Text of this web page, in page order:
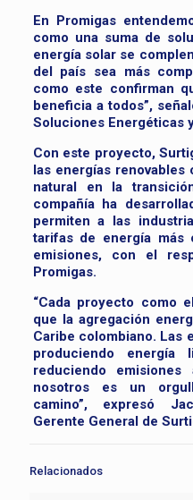
En Promigas
como una suma de
energía solar se
del país sea más
como este confirman
beneficia a todos”,
Soluciones Energéticas
Con este proyecto,
las energías renovables
natural en la
compañía ha
permiten a las
tarifas de energía más
emisiones, con el
Promigas.
“Cada proyecto como
que la agregación
Caribe colombiano. Las
produciendo energía
reduciendo
nosotros es un
camino”, expresó
Gerente General de
Relacionados